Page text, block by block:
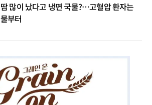
땀 많이 났다고 냉면 국물?…고혈압 환자는
물부터